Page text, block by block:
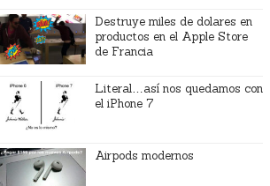
Destruye miles de dolares en
productos en el Apple Store
de Francia
Literal…así nos quedamos con
el iPhone 7
Airpods modernos